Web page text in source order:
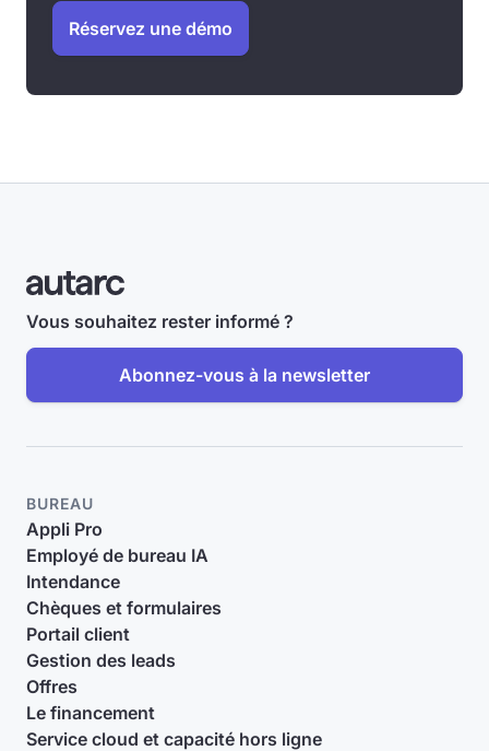
Réservez une démo
Vous souhaitez rester informé ?
Abonnez-vous à la newsletter
BUREAU
Appli Pro
Employé de bureau IA
Intendance
Chèques et formulaires
Portail client
Gestion des leads
Offres
Le financement
Service cloud et capacité hors ligne